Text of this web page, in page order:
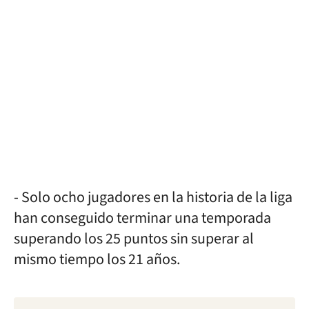
- Solo ocho jugadores en la historia de la liga
han conseguido terminar una temporada
superando los 25 puntos sin superar al
mismo tiempo los 21 años.